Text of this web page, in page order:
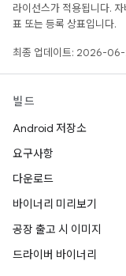
라이선스가 적용됩니다.
표 또는 등록 상표입니다.
최종 업데이트: 2026-
빌드
Android 저장소
요구사항
다운로드
바이너리 미리보기
공장 출고 시 이미지
드라이버 바이너리